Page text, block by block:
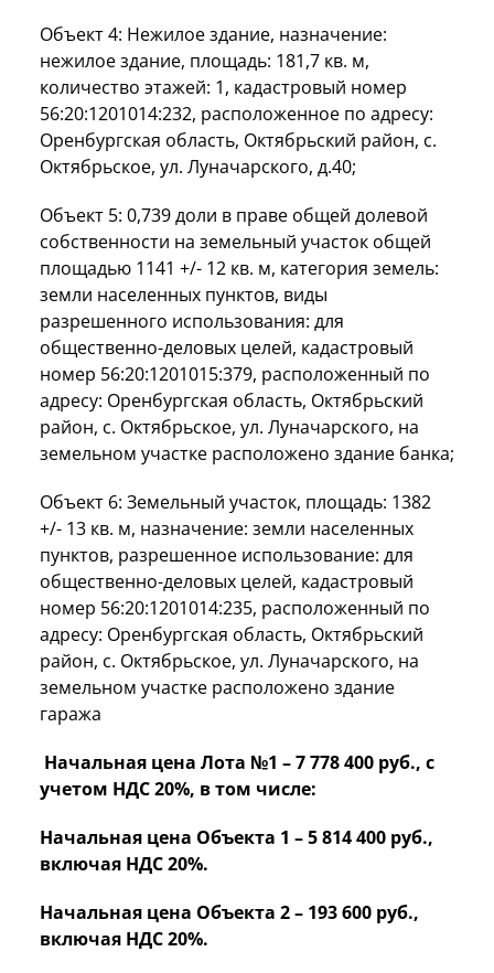
Объект 4: Нежилое здание, назначение:
нежилое здание, площадь: 181,7 кв. м,
количество этажей: 1, кадастровый номер
56:20:1201014:232, расположенное по адресу:
Оренбургская область, Октябрьский район, с.
Октябрьское, ул. Луначарского, д.40;
Объект 5: 0,739 доли в праве общей долевой
собственности на земельный участок общей
площадью 1141 +/- 12 кв. м, категория земель:
земли населенных пунктов, виды
разрешенного использования: для
общественно-деловых целей, кадастровый
номер 56:20:1201015:379, расположенный по
адресу: Оренбургская область, Октябрьский
район, с. Октябрьское, ул. Луначарского, на
земельном участке расположено здание банка;
Объект 6: Земельный участок, площадь: 1382
+/- 13 кв. м, назначение: земли населенных
пунктов, разрешенное использование: для
общественно-деловых целей, кадастровый
номер 56:20:1201014:235, расположенный по
адресу: Оренбургская область, Октябрьский
район, с. Октябрьское, ул. Луначарского, на
земельном участке расположено здание
гаража
Начальная цена Лота №1 – 7 778 400 руб., с
учетом НДС 20%, в том числе:
Начальная цена Объекта 1 – 5 814 400 руб.,
включая НДС 20%.
Начальная цена Объекта 2 – 193 600 руб.,
включая НДС 20%.